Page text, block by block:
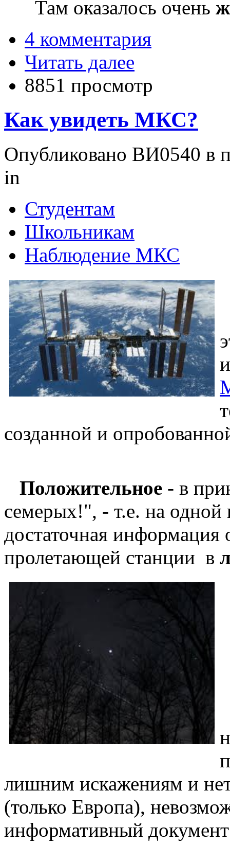
Там оказалось очень
4 комментария
Читать далее
8851 просмотр
Как увидеть МКС?
Опубликовано ВИ0540 в
in
Студентам
Школьникам
Наблюдение МКС
созданной и
Положительное - в
семерых!", - т.е. на одной
достаточная информация
пролетающей станции в
лишним искажениям и
(только Европа),
информативный